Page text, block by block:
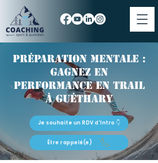
Préparation mentale :
gagnez en
performance en trail
à Guéthary
Je souhaite un RDV d'Intro 👇
Être rappelé(e)